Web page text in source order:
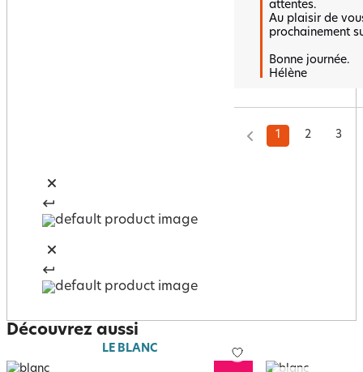
attentes.
Au plaisir de
prochainement
Bonne journée.
Hélène
1 2 3
Découvrez aussi
LE BLANC